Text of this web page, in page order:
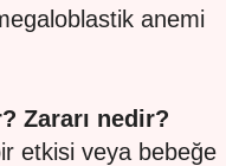
anemi
Zararı nedir?
etkisi veya bebeğe